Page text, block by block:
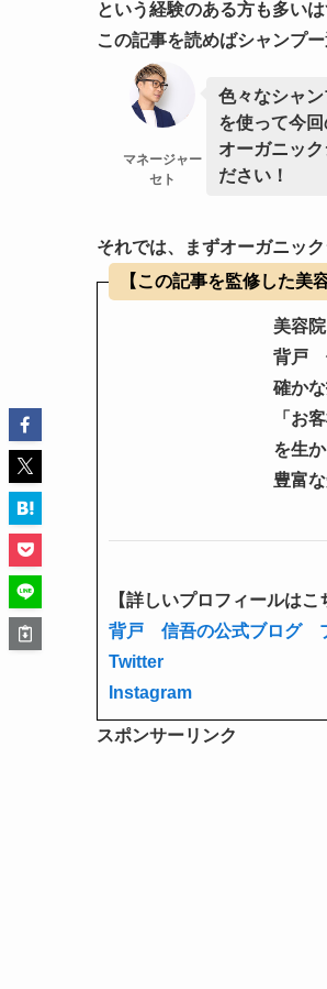
という経験のある方も多いは
この記事を読めばシャンプ
マネージャー
セト
色々なシャ
を使って今
オーガニッ
ださい！
それでは、まずオーガニッ
【この記事を監修した美
美容
背戸
確か
「お
を生
豊富
【詳しいプロフィールはこ
背戸 信吾の公式ブログ
Twitter
Instagram
スポンサーリンク